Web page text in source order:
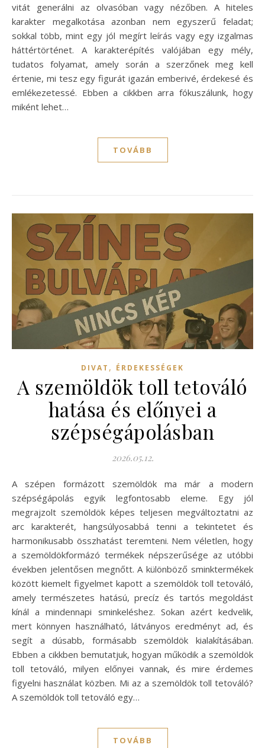
vitát generálni az olvasóban vagy nézőben. A hiteles
karakter megalkotása azonban nem egyszerű feladat;
sokkal több, mint egy jól megírt leírás vagy egy izgalmas
háttértörténet. A karakterépítés valójában egy mély,
tudatos folyamat, amely során a szerzőnek meg kell
értenie, mi tesz egy figurát igazán emberivé, érdekesé és
emlékezetessé. Ebben a cikkben arra fókuszálunk, hogy
miként lehet…
TOVÁBB
DIVAT , ÉRDEKESSÉGEK
A szemöldök toll tetováló
hatása és előnyei a
szépségápolásban
2026.05.12.
A szépen formázott szemöldök ma már a modern
szépségápolás egyik legfontosabb eleme. Egy jól
megrajzolt szemöldök képes teljesen megváltoztatni az
arc karakterét, hangsúlyosabbá tenni a tekintetet és
harmonikusabb összhatást teremteni. Nem véletlen, hogy
a szemöldökformázó termékek népszerűsége az utóbbi
években jelentősen megnőtt. A különböző sminktermékek
között kiemelt figyelmet kapott a szemöldök toll tetováló,
amely természetes hatású, precíz és tartós megoldást
kínál a mindennapi sminkeléshez. Sokan azért kedvelik,
mert könnyen használható, látványos eredményt ad, és
segít a dúsabb, formásabb szemöldök kialakításában.
Ebben a cikkben bemutatjuk, hogyan működik a szemöldök
toll tetováló, milyen előnyei vannak, és mire érdemes
figyelni használat közben. Mi az a szemöldök toll tetováló?
A szemöldök toll tetováló egy…
TOVÁBB